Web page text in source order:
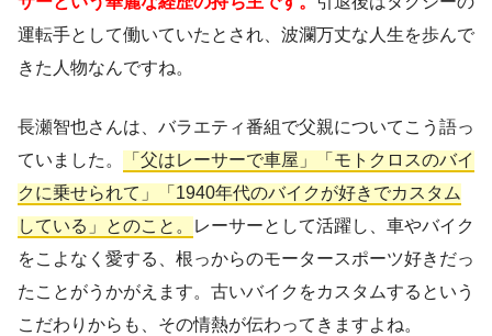
運転手として働いていたとされ、波瀾万丈な人生を歩んで
きた人物なんですね。
長瀬智也さんは、バラエティ番組で父親についてこう語っ
ていました。
「父はレーサーで車屋」「モトクロスのバイ
クに乗せられて」「1940年代のバイクが好きでカスタム
している」とのこと。
レーサーとして活躍し、車やバイク
をこよなく愛する、根っからのモータースポーツ好きだっ
たことがうかがえます。古いバイクをカスタムするという
こだわりからも、その情熱が伝わってきますよね。